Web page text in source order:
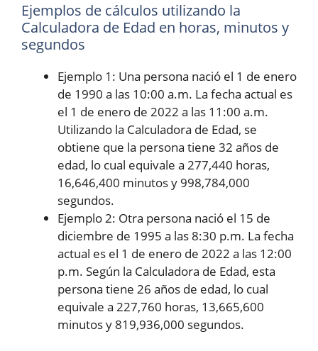
Ejemplos de cálculos utilizando la
Calculadora de Edad en horas, minutos y
segundos
Ejemplo 1: Una persona nació el 1 de enero
de 1990 a las 10:00 a.m. La fecha actual es
el 1 de enero de 2022 a las 11:00 a.m.
Utilizando la Calculadora de Edad, se
obtiene que la persona tiene 32 años de
edad, lo cual equivale a 277,440 horas,
16,646,400 minutos y 998,784,000
segundos.
Ejemplo 2: Otra persona nació el 15 de
diciembre de 1995 a las 8:30 p.m. La fecha
actual es el 1 de enero de 2022 a las 12:00
p.m. Según la Calculadora de Edad, esta
persona tiene 26 años de edad, lo cual
equivale a 227,760 horas, 13,665,600
minutos y 819,936,000 segundos.